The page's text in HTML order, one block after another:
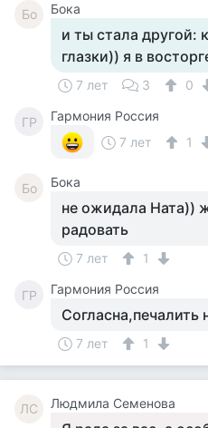
Бо Бока
и ты стала другой:
глазки)) я в
7 лет 3 0
ГР
Гармония Россия
7 лет
1
Бо Бока
не ожидала Ната))
радовать
7 лет 1
ГР Гармония Россия
Согласна,печалить
7 лет 1
ЛС Людмила Семенова